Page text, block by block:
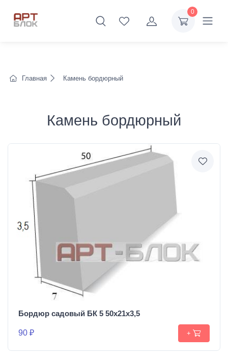
0
Главная Камень бордюрный
Камень бордюрный
Бордюр садовый БК 5 50х21х3,5
90 ₽ +